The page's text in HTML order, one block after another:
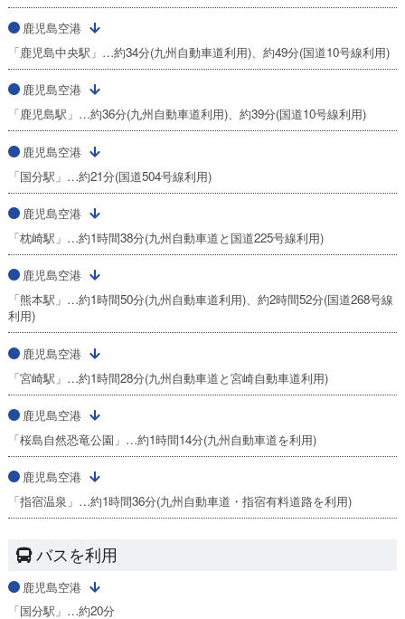
鹿児島空港
「鹿児島中央駅」…約34分(九州自動車道利用)、約49分(国道10号線利用)
鹿児島空港
「鹿児島駅」…約36分(九州自動車道利用)、約39分(国道10号線利用)
鹿児島空港
「国分駅」…約21分(国道504号線利用)
鹿児島空港
「枕崎駅」…約1時間38分(九州自動車道と国道225号線利用)
鹿児島空港
「熊本駅」…約1時間50分(九州自動車道利用)、約2時間52分(国道268号線
利用)
鹿児島空港
「宮崎駅」…約1時間28分(九州自動車道と宮崎自動車道利用)
鹿児島空港
「桜島自然恐竜公園」…約1時間14分(九州自動車道を利用)
鹿児島空港
「指宿温泉」…約1時間36分(九州自動車道・指宿有料道路を利用)
バスを利用
鹿児島空港
「国分駅」…約20分